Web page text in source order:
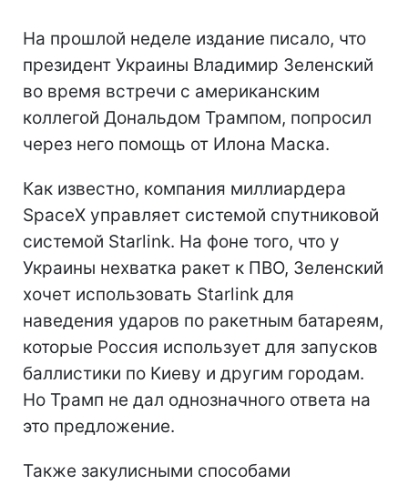
На прошлой неделе издание писало, что
президент Украины Владимир Зеленский
во время встречи с американским
коллегой Дональдом Трампом, попросил
через него помощь от Илона Маска.
Как известно, компания миллиардера
SpaceX управляет системой спутниковой
системой Starlink. На фоне того, что у
Украины нехватка ракет к ПВО, Зеленский
хочет использовать Starlink для
наведения ударов по ракетным батареям,
которые Россия использует для запусков
баллистики по Киеву и другим городам.
Но Трамп не дал однозначного ответа на
это предложение.
Также закулисными способами